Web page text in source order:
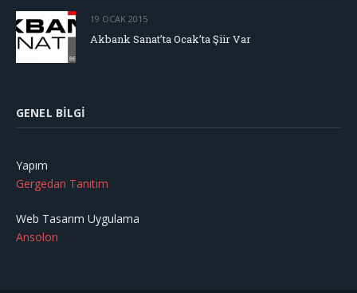
19 OCAK 2015
Akbank Sanat’ta Ocak’ta Şiir Var
GENEL BILGI
Yapım
Gergedan Tanıtım
Web Tasarım Uygulama
Ansolon